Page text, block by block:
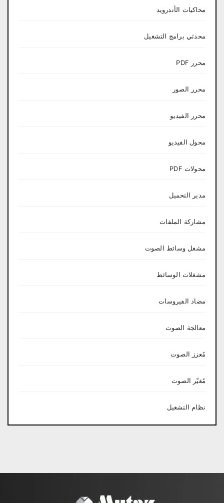
محاكيات الأندرويد
محدثي برامج التشغيل
محرر PDF
محرر الصور
محرر الفيديو
محول الفيديو
محولات PDF
مدير التحميل
مشاركة الملفات
مشغل وسائط الصوت
مشغلات الوسائط
مضاد الفيروسات
معالجة الصوت
مُعزز الصوت
مُغيّر الصوت
نظام التشغيل